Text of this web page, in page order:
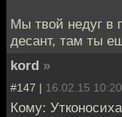
Мы твой недуг в
десант, там ты
kord »
#147 | 16.02.15 10:20
Кому: